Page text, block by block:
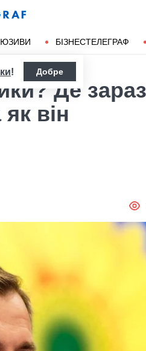
БІЗНЕСТЕЛЕГРАФ
! Добре
Де зараз
він